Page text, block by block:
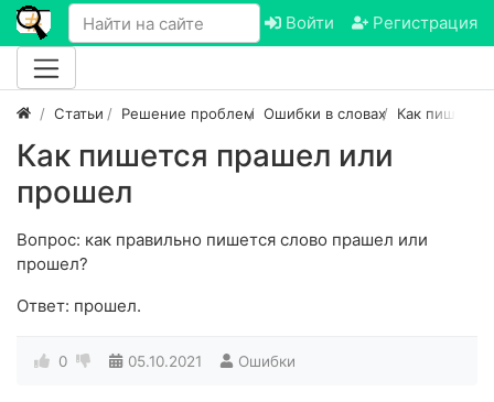
Войти Регистрация
Статьи Решение проблем Ошибки в словах Как пишется
Как пишется прашел или
прошел
Вопрос: как правильно пишется слово прашел или
прошел?
Ответ: прошел.
0 05.10.2021 Ошибки